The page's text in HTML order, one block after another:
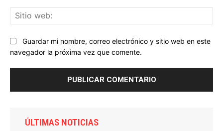
Guardar mi nombre, correo electrónico y sitio web en este
navegador la próxima vez que comente.
ÚLTIMAS NOTICIAS